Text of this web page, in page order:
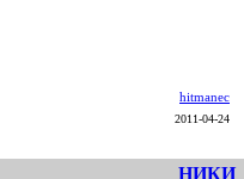
hitmanec
2011-04-24
НИКИ